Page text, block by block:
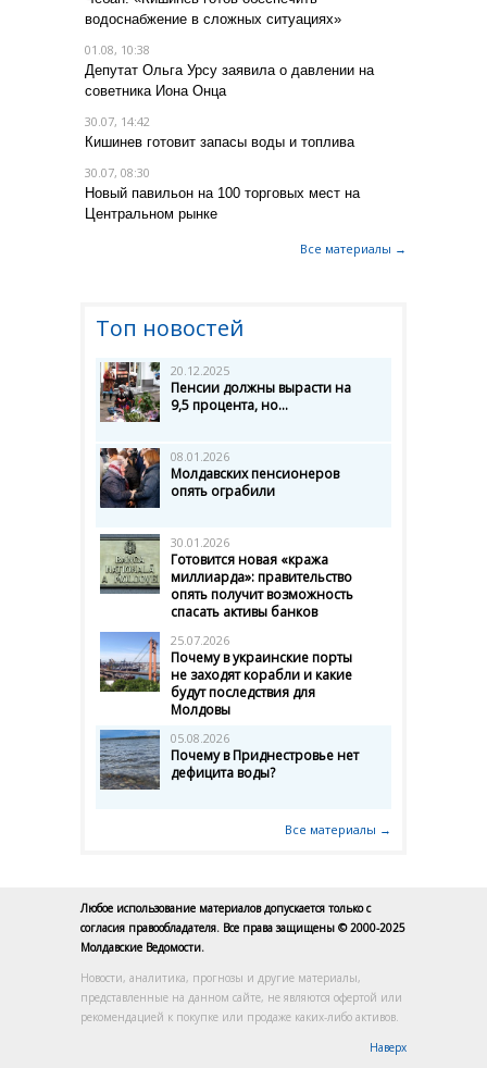
водоснабжение в сложных ситуациях»
01.08, 10:38
Депутат Ольга Урсу заявила о давлении на
советника Иона Онца
30.07, 14:42
Кишинев готовит запасы воды и топлива
30.07, 08:30
Новый павильон на 100 торговых мест на
Центральном рынке
Все материалы →
Топ новостей
20.12.2025
Пенсии должны вырасти на
9,5 процента, но...
08.01.2026
Молдавских пенсионеров
опять ограбили
30.01.2026
Готовится новая «кража
миллиарда»: правительство
опять получит возможность
спасать активы банков
25.07.2026
Почему в украинские порты
не заходят корабли и какие
будут последствия для
Молдовы
05.08.2026
Почему в Приднестровье нет
дефицита воды?
Все материалы →
Любое использование материалов допускается только с
согласия правообладателя. Все права защищены © 2000-2025
Молдавские Ведомости.
Новости, аналитика, прогнозы и другие материалы,
представленные на данном сайте, не являются офертой или
рекомендацией к покупке или продаже каких-либо активов.
Наверх